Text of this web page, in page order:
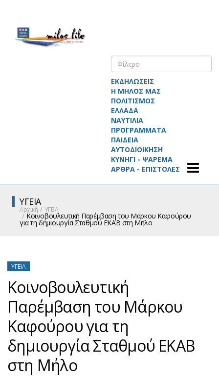
ΕΚΔΗΛΩΣΕΙΣ
Η ΜΗΛΟΣ ΜΑΣ
ΠΟΛΙΤΙΣΜΟΣ
ΕΛΛΑΔΑ
ΝΑΥΤΙΛΙΑ
ΠΡΟΓΡΑΜΜΑΤΑ
ΠΑΙΔΕΙΑ
ΑΥΤΟΔΙΟΙΚΗΣΗ
ΚΥΝΗΓΙ - ΨΑΡΕΜΑ
ΑΡΘΡΑ - ΕΠΙΣΤΟΛΕΣ
ΥΓΕΙΑ
Αρχική ΥΓΕΙΑ
Κοινοβουλευτική Παρέμβαση του Μάρκου Καφούρου
για τη δημιουργία Σταθμού ΕΚΑΒ στη Μήλο
ΥΓΕΊΑ
Κοινοβουλευτική
Παρέμβαση του Μάρκου
Καφούρου για τη
δημιουργία Σταθμού ΕΚΑΒ
στη Μήλο